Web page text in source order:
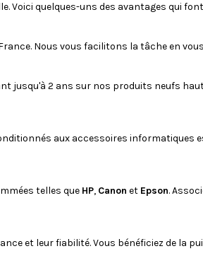
Voici quelques-uns des avantages qui
Nous vous facilitons la tâche en
jusqu'à 2 ans sur nos produits neufs
aux accessoires informatiques
telles que HP, Canon et Epson.
et leur fiabilité. Vous bénéficiez de la